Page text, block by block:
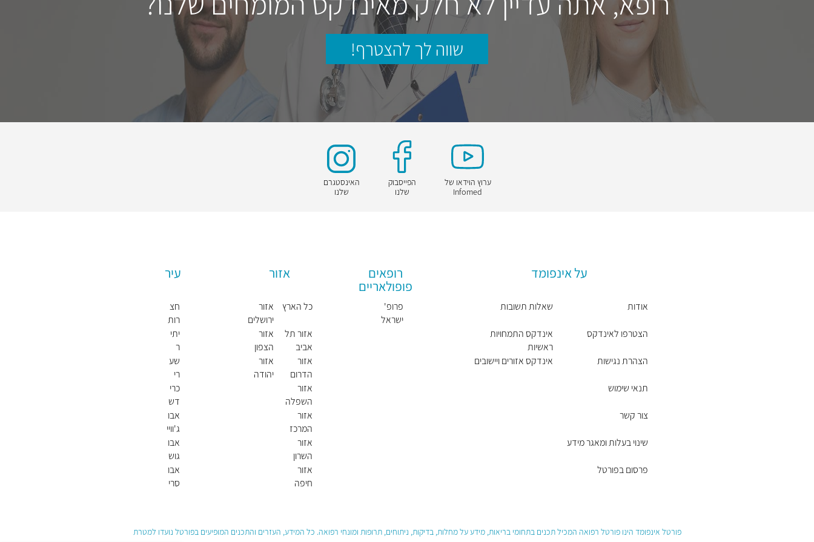
שווה לך להצטרף!
ערוץ הוידאו של
Infomed
הפייסבוק
שלנו
האינסטגרם
שלנו
על אינפומד
אודות
הצטרפו לאינדקס
הצהרת נגישות
תנאי שימוש
צור קשר
שינוי בעלות ומאגר מידע
פרסום בפורטל
שאלות תשובות
אינדקס התמחויות
ראשיות
אינדקס אזורים ויישובים
רופאים
פופולאריים
פרופ'
ישראל
אזור
כל הארץ
אזור תל
אביב
אזור
הדרום
אזור
השפלה
אזור
המרכז
אזור
השרון
אזור
חיפה
אזור
ירושלים
אזור
הצפון
אזור
יהודה
עיר
חצ
רות
חול
דה
יתי
ר
שע
רי
תקו
וה
כרי
דש
א
אבו
ג'וויי
עד
(ש
בט)
אבו
גוש
אבו
סרי
פורטל אינפומד הינו פורטל רפואה המכיל תכנים בתחומי בריאות, מידע על מחלות, בדיקות, ניתוחים, תרופות ומונחי רפואה. כל המידע, העזרים והתכנים המופיעים בפורטל נועדו למטרת